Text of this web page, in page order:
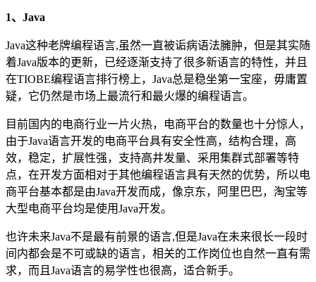
1、Java
Java这种老牌编程语言,虽然一直被诟病语法臃肿，但是其实随
着Java版本的更新，已经逐渐支持了很多新语言的特性，并且
在TIOBE编程语言排行榜上，Java总是稳坐第一宝座，毋庸置
疑，它仍然是市场上最流行和最火爆的编程语言。
目前国内的电商行业一片火热，电商平台的数量也十分惊人，
由于Java语言开发的电商平台具有安全性高，结构合理，高
效，稳定，扩展性强，支持高井发量、采用集群式部署等特
点，在开发方面相对于其他编程语言具有天然的优势，所以电
商平台基本都是由Java开发而成，像京东，阿里巴巴，淘宝等
大型电商平台均是使用Java开发。
也许未来Java不是最有前景的语言,但是Java在未来很长一段时
间内都会是不可或缺的语言，相关的工作岗位也自然一直有需
求，而且Java语言的易学性也很高，适合新手。